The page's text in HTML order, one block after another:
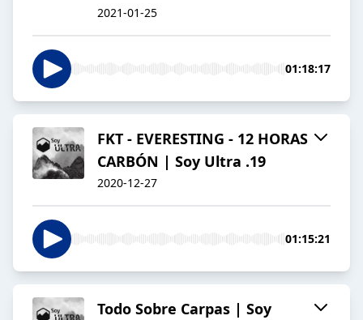
2021-01-25
01:18:17
FKT - EVERESTING - 12 HORAS
CARBÓN | Soy Ultra .19
2020-12-27
01:15:21
Todo Sobre Carpas | Soy